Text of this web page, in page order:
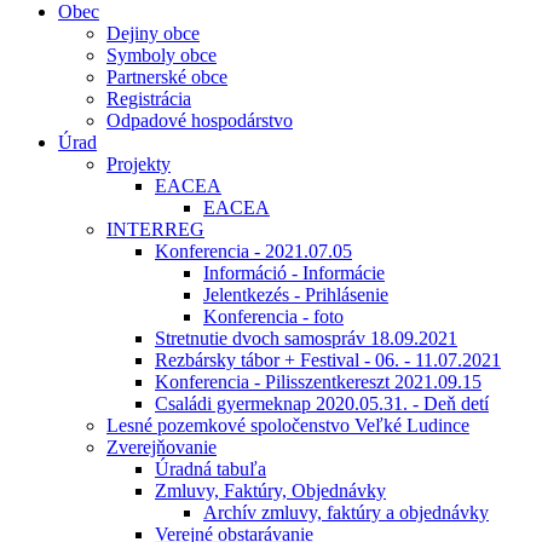
Obec
Dejiny obce
Symboly obce
Partnerské obce
Registrácia
Odpadové hospodárstvo
Úrad
Projekty
EACEA
EACEA
INTERREG
Konferencia - 2021.07.05
Információ - Informácie
Jelentkezés - Prihlásenie
Konferencia - foto
Stretnutie dvoch samospráv 18.09.2021
Rezbársky tábor + Festival - 06. - 11.07.2021
Konferencia - Pilisszentkereszt 2021.09.15
Családi gyermeknap 2020.05.31. - Deň detí
Lesné pozemkové spoločenstvo Veľké Ludince
Zverejňovanie
Úradná tabuľa
Zmluvy, Faktúry, Objednávky
Archív zmluvy, faktúry a objednávky
Verejné obstarávanie